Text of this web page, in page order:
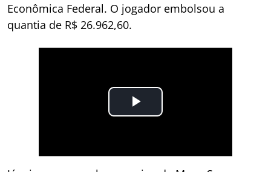
Econômica Federal. O jogador embolsou a
quantia de R$ 26.962,60.